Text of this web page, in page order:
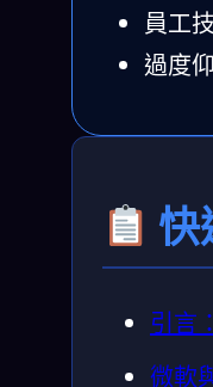
員工
過度
快
引言
微軟